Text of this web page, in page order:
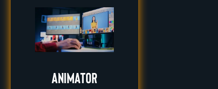
Animator